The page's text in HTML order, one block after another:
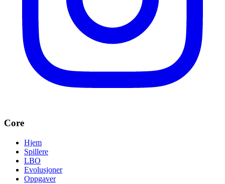
Core
Hjem
Spillere
LBO
Evolusjoner
Oppgaver